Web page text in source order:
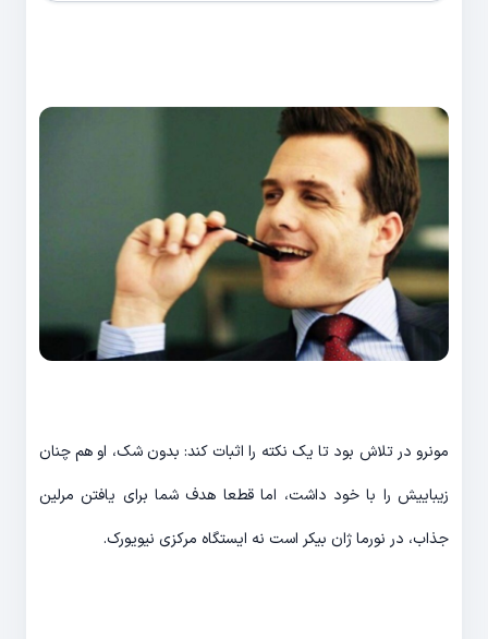
مونرو در تلاش بود تا یک نکته را اثبات کند: بدون شک، او هم چنان
زیباییش را با خود داشت، اما قطعا هدف شما برای یافتن مرلین
جذاب، در نورما ژان بیکر است نه ایستگاه مرکزی نیویورک.